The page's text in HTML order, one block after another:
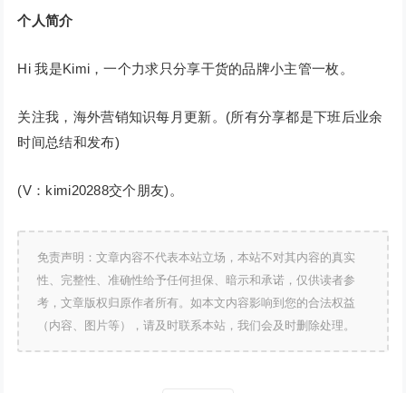
个人简介
Hi 我是Kimi，一个力求只分享干货的品牌小主管一枚。
关注我，海外营销知识每月更新。(所有分享都是下班后业余
时间总结和发布)
(V：kimi20288交个朋友)。
免责声明：文章内容不代表本站立场，本站不对其内容的真实
性、完整性、准确性给予任何担保、暗示和承诺，仅供读者参
考，文章版权归原作者所有。如本文内容影响到您的合法权益
（内容、图片等），请及时联系本站，我们会及时删除处理。